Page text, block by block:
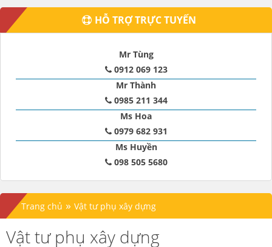
HỖ TRỢ TRỰC TUYẾN
Mr Tùng
0912 069 123
Mr Thành
0985 211 344
Ms Hoa
0979 682 931
Ms Huyền
098 505 5680
Trang chủ » Vật tư phụ xây dựng
Vật tư phụ xây dựng